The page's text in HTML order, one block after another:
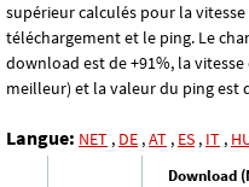
supérieur calculés pour la
téléchargement et le ping. Le
download est de +91%, la
meilleur) et la valeur du ping est
Langue: NET , DE ,AT , ES , IT ,
Download